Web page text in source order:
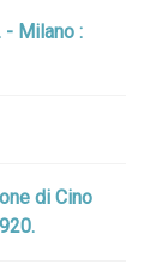
- Milano :
di Cino